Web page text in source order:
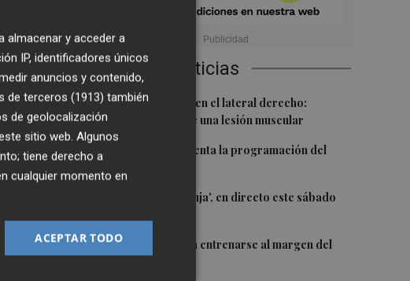
Últimas Noticias
1Más problemas en el lateral derecho:
Monferrer sufre una lesión muscular
2
El Valencia presenta la programación del
El 'Trofeu Taronja', en directo este sábado
4Almeida vuelve a entrenarse al margen del
. El
rival será
y acceder a
IP, identificadores únicos
anuncios y contenido,
de terceros (1913) también
de geolocalización
sitio web. Algunos
tiene derecho a
cualquier momento en
ACEPTAR TODO